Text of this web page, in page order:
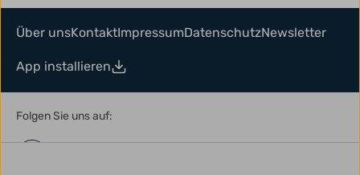
Über unsKontaktImpressumDatenschutzNewsletter
App installieren
Folgen Sie uns auf: